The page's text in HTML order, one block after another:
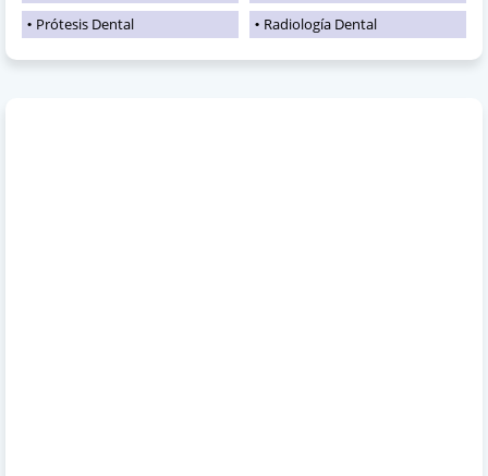
Prótesis Dental
Radiología Dental